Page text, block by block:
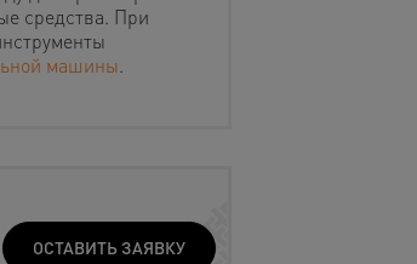
средства. При
машины
ОСТАВИТЬ ЗАЯВКУ